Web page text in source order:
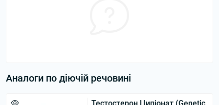
Аналоги по діючій речовині